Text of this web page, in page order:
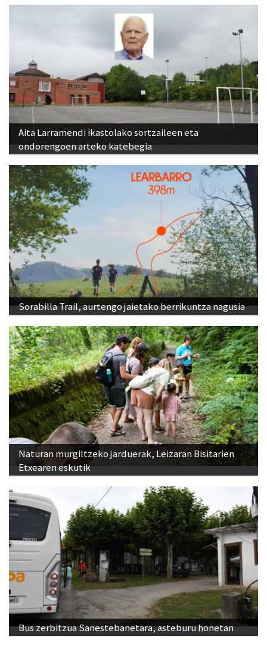
Aita Larramendi ikastolako sortzaileen eta
ondorengoen arteko katebegia
Sorabilla Trail, aurtengo jaietako berrikuntza nagusia
Naturan murgiltzeko jarduerak, Leizaran Bisitarien
Etxearen eskutik
Bus zerbitzua Sanestebanetara, asteburu honetan